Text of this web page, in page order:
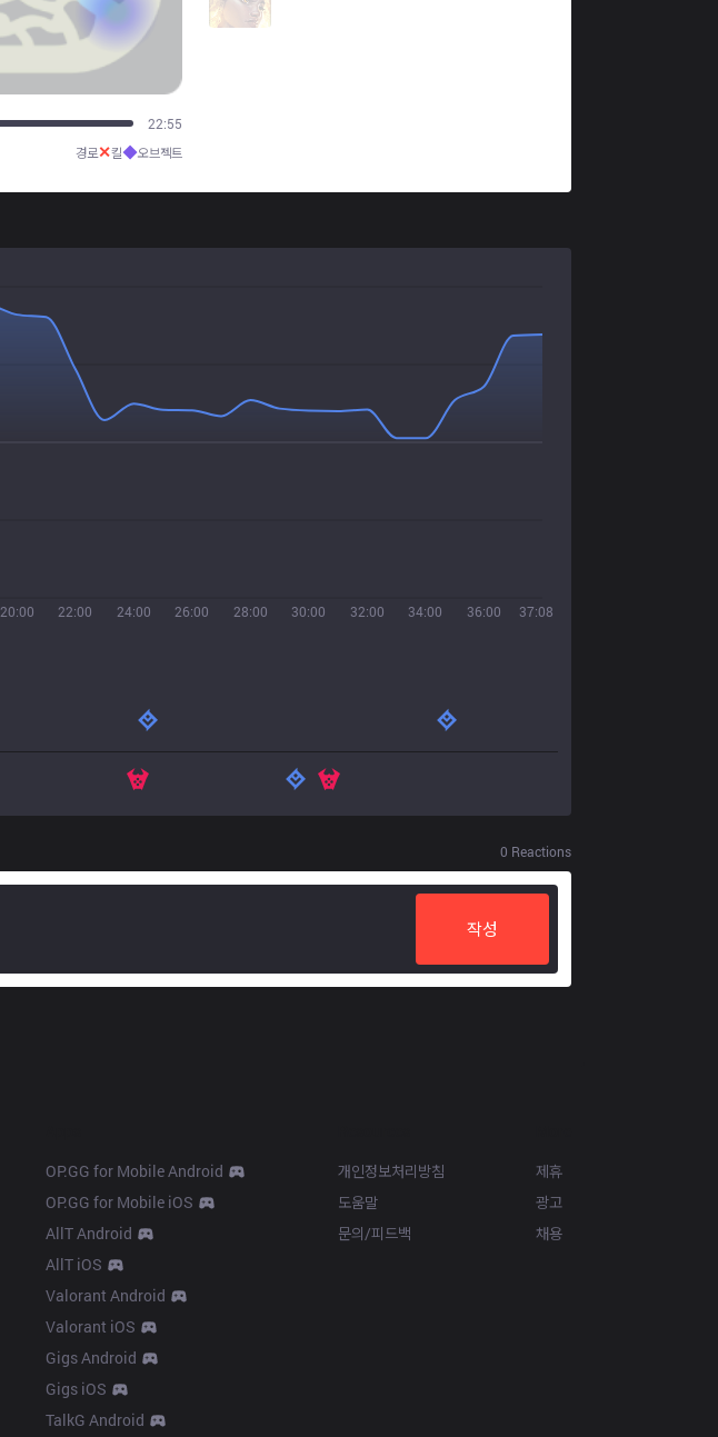
28:59
경로✕킬◆오브젝트
20:00 22:00 24:00 26:00 28:00 30:00 32:00 34:00 36:00 37:08
0 Reactions
작성
OP.GG for Mobile Android
OP.GG for Mobile iOS
AllT Android
AllT iOS
Valorant Android
Valorant iOS
Gigs Android
Gigs iOS
TalkG Android
개인정보처리방침
도움말
문의/피드백
제휴
광고
채용